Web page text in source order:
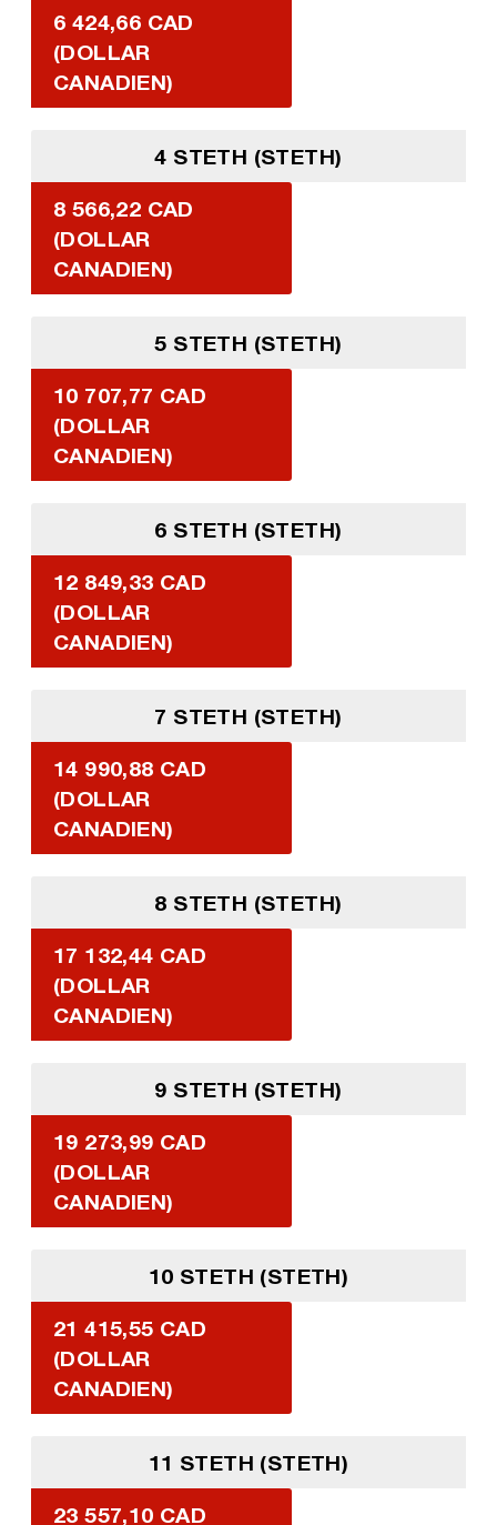
6 424,66 CAD
(DOLLAR
CANADIEN)
4 STETH (STETH)
8 566,22 CAD
(DOLLAR
CANADIEN)
5 STETH (STETH)
10 707,77 CAD
(DOLLAR
CANADIEN)
6 STETH (STETH)
12 849,33 CAD
(DOLLAR
CANADIEN)
7 STETH (STETH)
14 990,88 CAD
(DOLLAR
CANADIEN)
8 STETH (STETH)
17 132,44 CAD
(DOLLAR
CANADIEN)
9 STETH (STETH)
19 273,99 CAD
(DOLLAR
CANADIEN)
10 STETH (STETH)
21 415,55 CAD
(DOLLAR
CANADIEN)
11 STETH (STETH)
23 557,10 CAD